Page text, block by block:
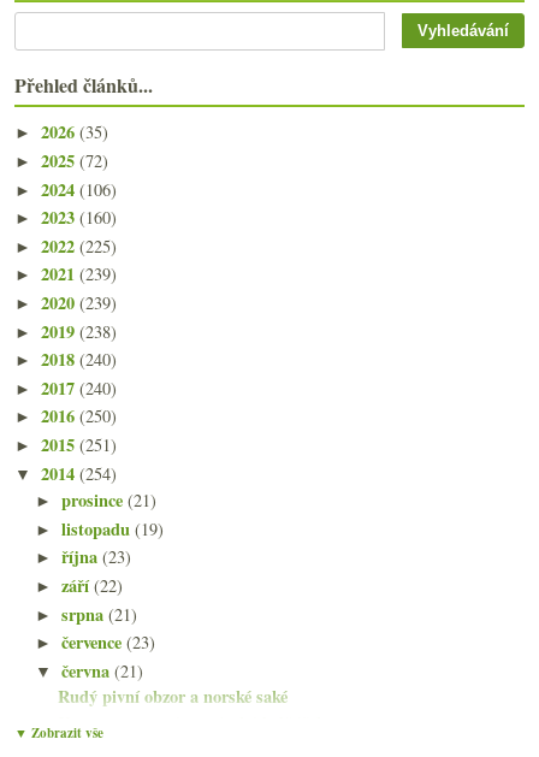
Přehled článků...
► 2026 (35)
► 2025 (72)
► 2024 (106)
► 2023 (160)
► 2022 (225)
► 2021 (239)
► 2020 (239)
► 2019 (238)
► 2018 (240)
► 2017 (240)
► 2016 (250)
► 2015 (251)
▼ 2014 (254)
►prosince(21)
►listopadu(19)
►října(23)
►září(22)
►srpna(21)
►července(23)
▼června(21)
Rudý pivní obzor a norské saké
Kryomacerovaný znovínský ledňáček
▼ Zobrazit vše